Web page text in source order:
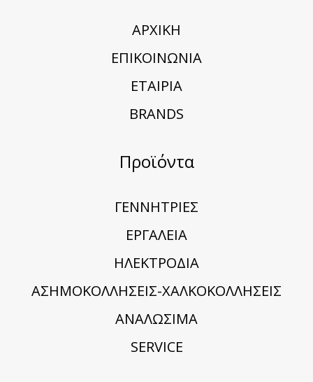
ΑΡΧΙΚΗ
ΕΠΙΚΟΙΝΩΝΙΑ
ΕΤΑΙΡΙΑ
BRANDS
Προϊόντα
ΓΕΝΝΗΤΡΙΕΣ
ΕΡΓΑΛΕΙΑ
ΗΛΕΚΤΡΟΔΙΑ
ΑΣΗΜΟΚΟΛΛΗΣΕΙΣ-ΧΑΛΚΟΚΟΛΛΗΣΕΙΣ
ΑΝΑΛΩΣΙΜΑ
SERVICE